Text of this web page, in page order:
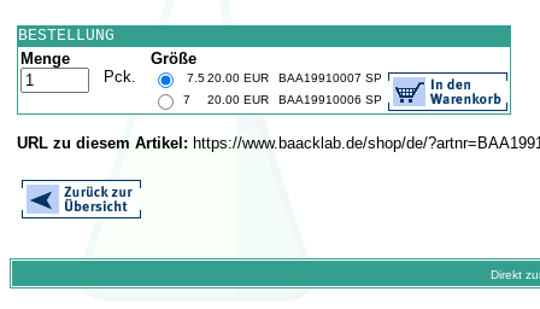
BESTELLUNG
Menge
Pck.
Größe
7.520.00 EUR
BAA19910007 SP
7
20.00 EUR BAA19910006 SP
URL zu diesem Artikel: https://www.baacklab.de/shop/de/
Direkt